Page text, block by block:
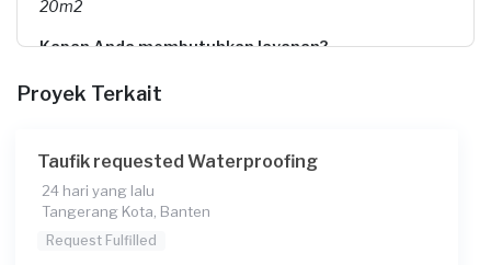
20m2
Kapan Anda membutuhkan layanan?
Berapa budget total untuk layanan ini?
Kurang dari Rp1.000.000
Proyek Terkait
Taufik requested Waterproofing
24 hari yang lalu
Tangerang Kota, Banten
Request Fulfilled